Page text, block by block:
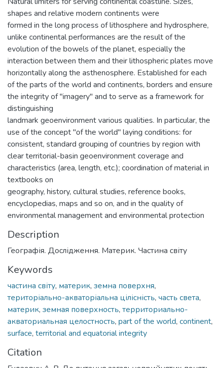
shapes and relative modern continents were
formed in the long process of lithosphere and hydrosphere,
unlike continental performances are the result of the
evolution of the bowels of the planet, especially the
interaction between them and their lithospheric plates move
horizontally along the asthenosphere. Established for each
of the parts of the world and continents, borders and ensure
the integrity of "imagery" and to serve as a framework for
distinguishing
landmark geoenvironment various qualities. In particular, the
use of the concept "of the world" laying conditions: for
consistent, standard grouping of countries by region with
clear territorial-basin geoenvironment coverage and
characteristics (area, length, etc.); coordination of material in
textbooks on
geography, history, cultural studies, reference books,
encyclopedias, maps and so on, and in the quality of
environmental management and environmental protection
Description
Географія. Дослідження. Материк. Частина світу
Keywords
частина світу, материк, земна поверхня,
територіально-акваторіальна цілісність, часть света,
материк, земная поверхность, территориально-
акваториальная целостность, part of the world, continent,
surface, territorial and equatorial integrity
Citation